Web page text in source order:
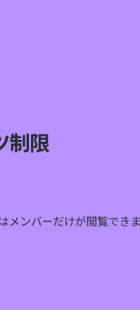
制限
メンバーだけが閲覧でき